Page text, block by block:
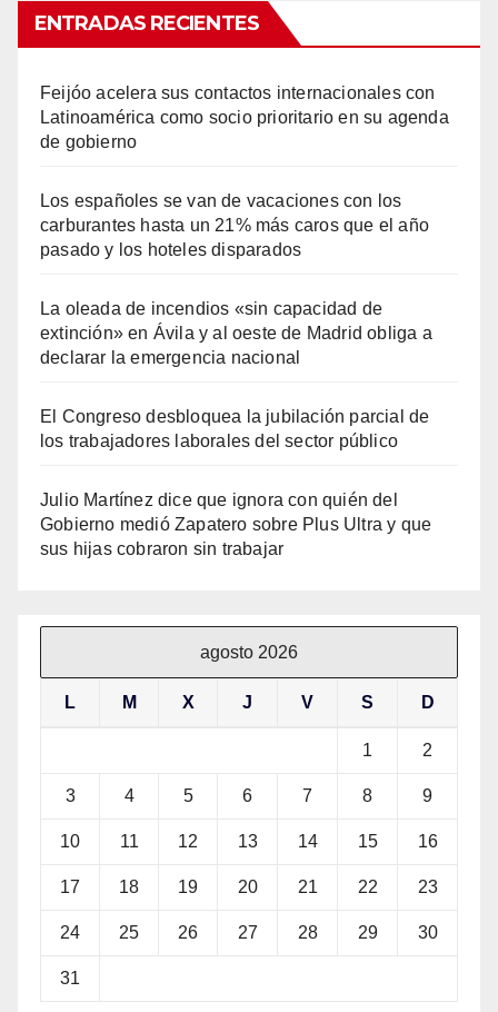
ENTRADAS RECIENTES
Feijóo acelera sus contactos internacionales con
Latinoamérica como socio prioritario en su agenda
de gobierno
Los españoles se van de vacaciones con los
carburantes hasta un 21% más caros que el año
pasado y los hoteles disparados
La oleada de incendios «sin capacidad de
extinción» en Ávila y al oeste de Madrid obliga a
declarar la emergencia nacional
El Congreso desbloquea la jubilación parcial de
los trabajadores laborales del sector público
Julio Martínez dice que ignora con quién del
Gobierno medió Zapatero sobre Plus Ultra y que
sus hijas cobraron sin trabajar
agosto 2026
L M X J V S D
1 2
3 4 5 6 7 8 9
10 11 12 13 14 15 16
17 18 19 20 21 22 23
24 25 26 27 28 29 30
31